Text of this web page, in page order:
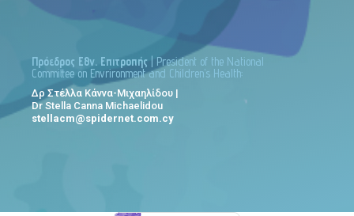
Πρόεδρος Εθν. Επιτροπής | President of the National
Committee on Envrironment and Children’s Health:
Δρ Στέλλα Κάννα-Μιχαηλίδου |
Dr Stella Canna Michaelidou
stellacm@spidernet.com.cy